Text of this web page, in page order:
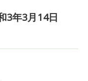
3年3月14日